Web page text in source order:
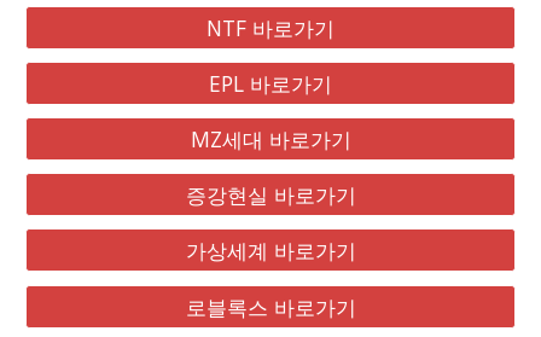
NTF 바로가기
EPL 바로가기
MZ세대 바로가기
증강현실 바로가기
가상세계 바로가기
로블록스 바로가기